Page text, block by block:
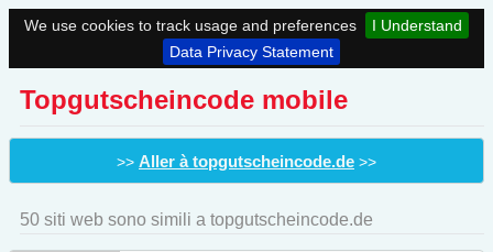
We use cookies to track usage and preferences
I Understand
Data Privacy Statement
Topgutscheincode mobile
>> Aller à topgutscheincode.de >>
50 siti web sono simili a topgutscheincode.de